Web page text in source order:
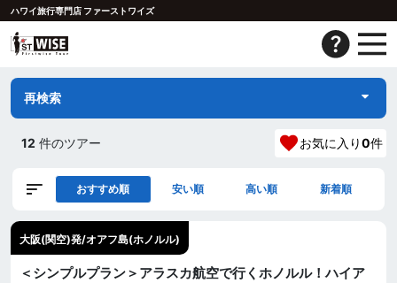
ハワイ旅行専門店 ファーストワイズ
再検索
12 件のツアー お気に入り0件
おすすめ順 安い順 高い順 新着順
大阪(関空)発/オアフ島(ホノルル)
＜シンプルプラン＞アラスカ航空で行くホノルル！ハイア